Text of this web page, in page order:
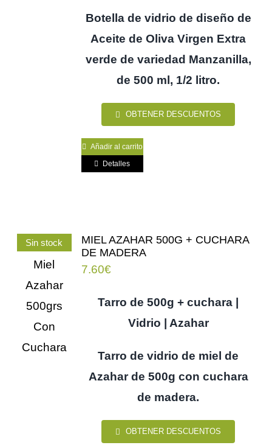
Botella de vidrio de diseño de
Aceite de Oliva Virgen Extra
verde de variedad Manzanilla,
de 500 ml, 1/2 litro.
OBTENER DESCUENTOS
Añadir al carrito
Detalles
Sin stock
MIEL AZAHAR 500G + CUCHARA
DE MADERA
7.60€
Tarro de 500g + cuchara |
Vidrio | Azahar
Tarro de vidrio de miel de
Azahar de 500g con cuchara
de madera.
OBTENER DESCUENTOS